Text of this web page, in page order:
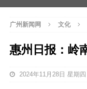
广州新闻网 文化
惠州日报：岭
2024年11月28日 星期